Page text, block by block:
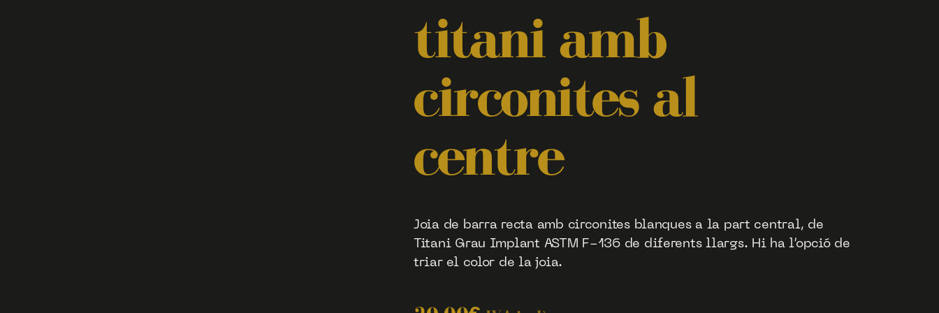
titani amb
circonites al
centre
Joia de barra recta amb circonites blanques a la part central, de
Titani Grau Implant ASTM F-136 de diferents llargs. Hi ha l’opció de
triar el color de la joia.